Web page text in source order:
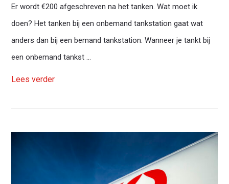
Er wordt €200 afgeschreven na het tanken. Wat moet ik
doen? Het tanken bij een onbemand tankstation gaat wat
anders dan bij een bemand tankstation. Wanneer je tankt bij
een onbemand tankst ...
Lees verder